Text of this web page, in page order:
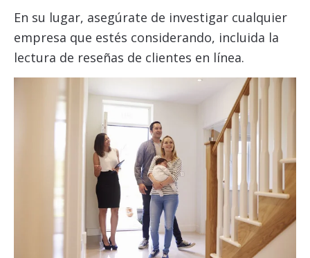
En su lugar, asegúrate de investigar cualquier
empresa que estés considerando, incluida la
lectura de reseñas de clientes en línea.